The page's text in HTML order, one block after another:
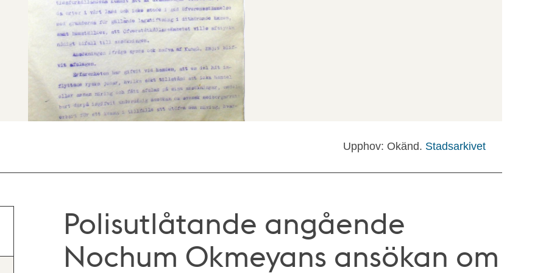
Upphov: Okänd. Stadsarkivet
Polisutlåtande angående
Nochum Okmeyans ansökan om